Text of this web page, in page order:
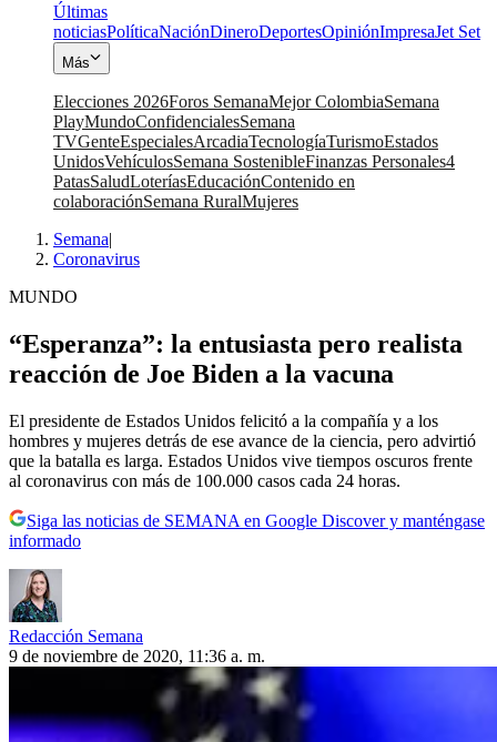
Últimas
noticiasPolíticaNaciónDineroDeportesOpiniónImpresaJet Set
Más
Elecciones 2026Foros SemanaMejor ColombiaSemana
PlayMundoConfidencialesSemana
TVGenteEspecialesArcadiaTecnologíaTurismoEstados
UnidosVehículosSemana SostenibleFinanzas Personales4
PatasSaludLoteríasEducaciónContenido en
colaboraciónSemana RuralMujeres
Semana|
Coronavirus
MUNDO
“Esperanza”: la entusiasta pero realista
reacción de Joe Biden a la vacuna
El presidente de Estados Unidos felicitó a la compañía y a los
hombres y mujeres detrás de ese avance de la ciencia, pero advirtió
que la batalla es larga. Estados Unidos vive tiempos oscuros frente
al coronavirus con más de 100.000 casos cada 24 horas.
Siga las noticias de SEMANA en Google Discover y manténgase
informado
Redacción Semana
9 de noviembre de 2020, 11:36 a. m.